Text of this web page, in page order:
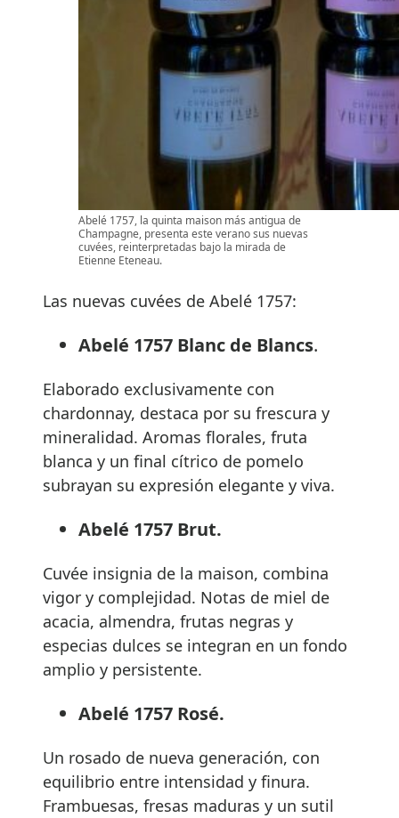
Abelé 1757, la quinta maison más antigua de
Champagne, presenta este verano sus nuevas
cuvées, reinterpretadas bajo la mirada de
Etienne Eteneau.
Las nuevas cuvées de Abelé 1757:
Abelé 1757 Blanc de Blancs.
Elaborado exclusivamente con
chardonnay, destaca por su frescura y
mineralidad. Aromas florales, fruta
blanca y un final cítrico de pomelo
subrayan su expresión elegante y viva.
Abelé 1757 Brut.
Cuvée insignia de la maison, combina
vigor y complejidad. Notas de miel de
acacia, almendra, frutas negras y
especias dulces se integran en un fondo
amplio y persistente.
Abelé 1757 Rosé.
Un rosado de nueva generación, con
equilibrio entre intensidad y finura.
Frambuesas, fresas maduras y un sutil